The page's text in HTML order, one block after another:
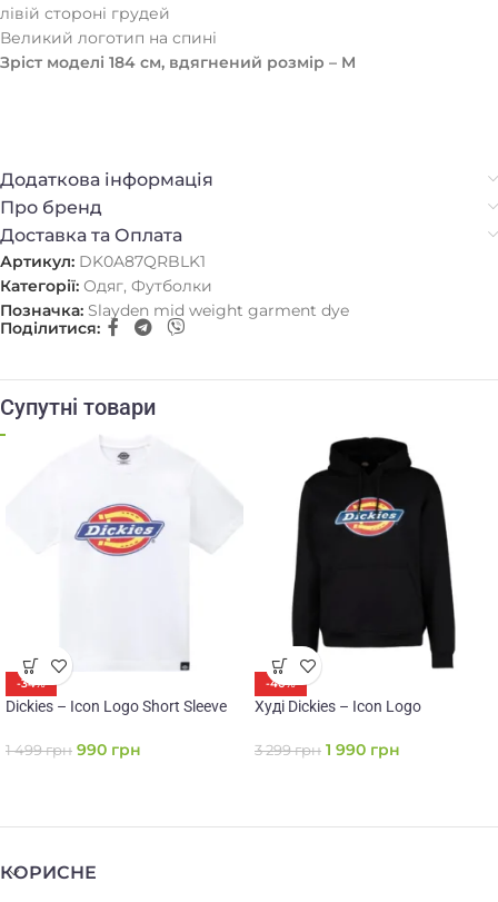
лівій стороні грудей
Великий логотип на спині
Зріст моделі 184 см, вдягнений розмір – M
Додаткова інформація
Про бренд
Доставка та Оплата
Артикул: DK0A87QRBLK1
Категорії: Одяг, Футболки
Позначка: Slayden mid weight garment dye
Поділитися:
Супутні товари
-34%
Dickies – Icon Logo Short Sleeve
1 499грн 990 грн
-40%
Худі Dickies – Icon Logo
3 299грн 1 990 грн
КОРИСНЕ